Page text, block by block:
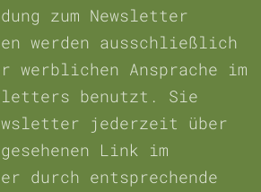
zum Newsletter
werden ausschließlich
werblichen Ansprache im
benutzt. Sie
jederzeit über
Link im
durch entsprechende